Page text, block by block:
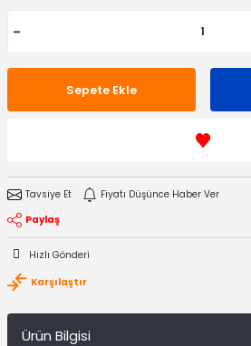
Sepete Ekle
Tavsiye Et
Fiyatı Düşünce Haber Ver
Paylaş
Hızlı Gönderi
Karşılaştır
Ürün Bilgisi